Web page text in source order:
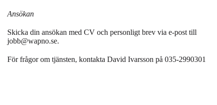
Ansökan
Skicka din ansökan med CV och personligt brev via e-post till
jobb@wapno.se.
För frågor om tjänsten, kontakta David Ivarsson på 035-2990301